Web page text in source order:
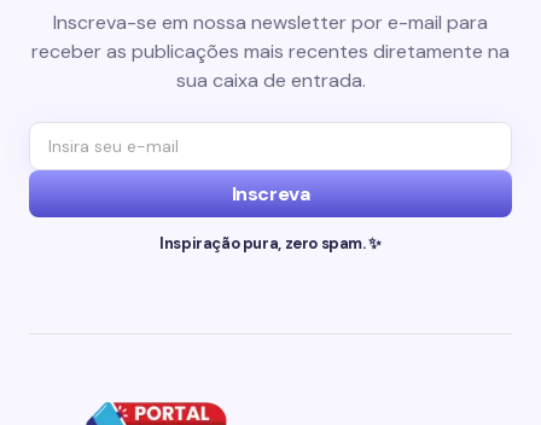
Inscreva-se em nossa newsletter por e-mail para
receber as publicações mais recentes diretamente na
sua caixa de entrada.
Inscreva
Inspiração pura, zero spam. ✨